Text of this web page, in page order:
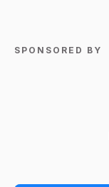
SPONSORED BY